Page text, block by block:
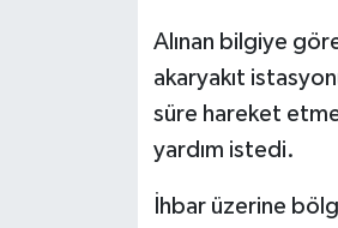
Alınan bilgiye
akaryakıt
süre hareket
yardım istedi.
İhbar üzerine